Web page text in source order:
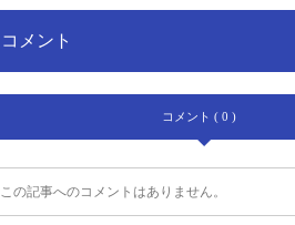
コメント
コメント ( 0 )
この記事へのコメントはありません。